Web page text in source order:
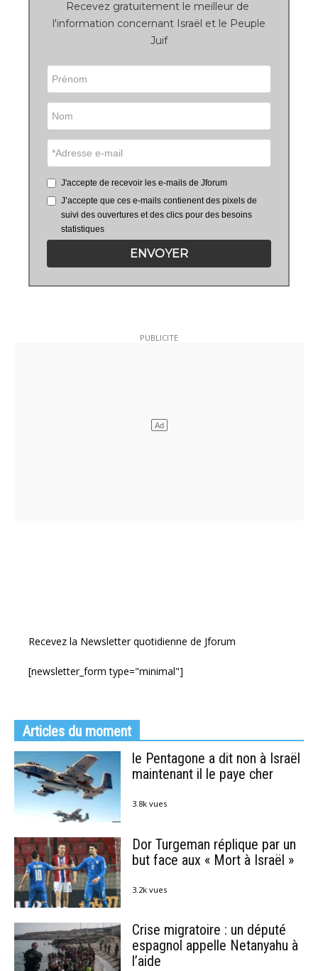
Recevez gratuitement le meilleur de
l'information concernant Israël et le Peuple
Juif
J'accepte de recevoir les e-mails de Jforum
J’accepte que ces e-mails contienent des pixels de
suivi des ouvertures et des clics pour des besoins
statistiques
ENVOYER
Recevez la Newsletter quotidienne de Jforum
[newsletter_form type="minimal"]
Articles du moment
le Pentagone a dit non à Israël
maintenant il le paye cher
3.8k vues
Dor Turgeman réplique par un
but face aux « Mort à Israël »
3.2k vues
Crise migratoire : un député
espagnol appelle Netanyahu à
l’aide